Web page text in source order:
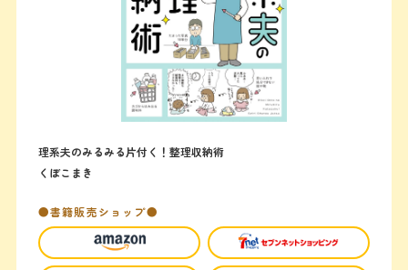
理系夫のみるみる片付く！整理収納術
くぼこまき
●書籍販売ショップ●